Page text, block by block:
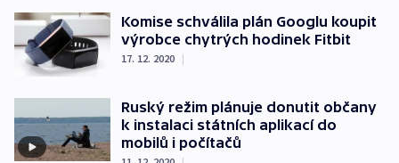
Komise schválila plán Googlu koupit
výrobce chytrých hodinek Fitbit
17. 12. 2020 |
Ruský režim plánuje donutit občany
k instalaci státních aplikací do
mobilů i počítačů